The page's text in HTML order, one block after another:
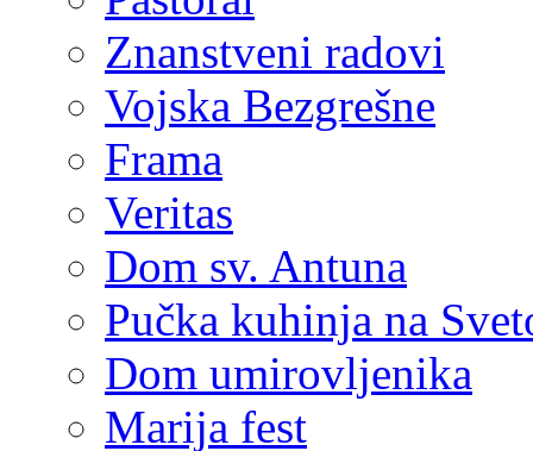
Znanstveni radovi
Vojska Bezgrešne
Frama
Veritas
Dom sv. Antuna
Pučka kuhinja na
Dom umirovljenika
Marija fest